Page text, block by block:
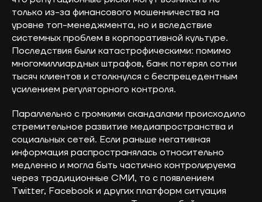
только из-за финансового мошенничества на
уровне топ-менеджмента, но и вследствие
системных проблем в корпоративной культуре.
Последствия были катастрофическими: помимо
многомиллиардных штрафов, банк потерял сотни
тысяч клиентов и столкнулся с беспрецедентным
усилением регуляторного контроля.
Параллельно с громкими скандалами происходило
стремительное развитие медиапространства и
социальных сетей. Если раньше негативная
информация распространялась относительно
медленно и могла быть частично контролируема
через традиционные СМИ, то с появлением
Twitter, Facebook и других платформ ситуация